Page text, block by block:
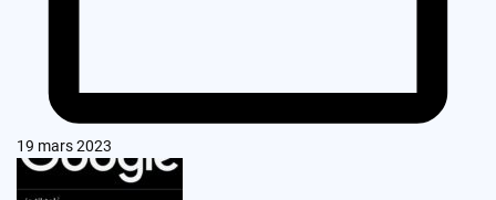
19 mars 2023